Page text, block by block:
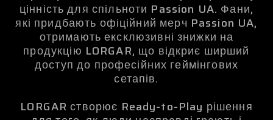
цінність для спільноти Passion UA. Фани,
які придбають офіційний мерч Passion UA,
отримають ексклюзивні знижки на
продукцію LORGAR, що відкриє ширший
доступ до професійних геймінгових
сетапів.
LORGAR створює Ready-to-Play рішення